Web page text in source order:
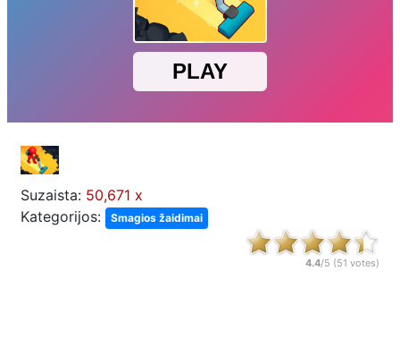
Suzaista: 50,671 x
Kategorijos:
Smagios žaidimai
4.4/5 (51 votes)